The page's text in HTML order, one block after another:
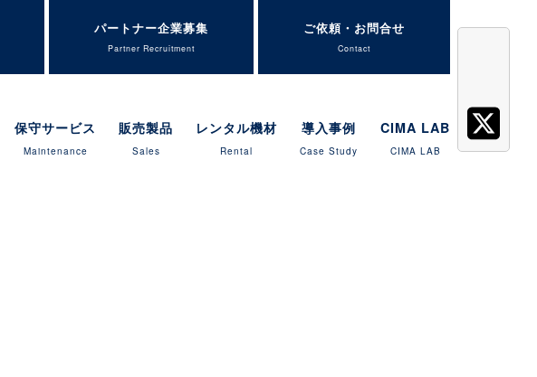
パートナー企業募集
Partner Recruitment
ご依頼・お問合せ
Contact
保守サービス
Maintenance
販売製品
Sales
レンタル機材
Rental
導入事例
Case Study
CIMA LAB
CIMA LAB